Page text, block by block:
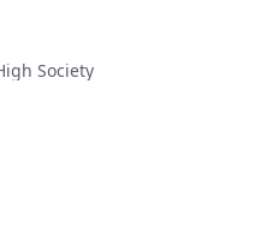
Society